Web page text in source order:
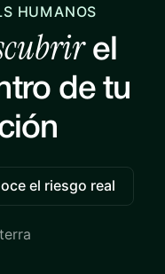
HUMANOS
el
de tu
el riesgo real